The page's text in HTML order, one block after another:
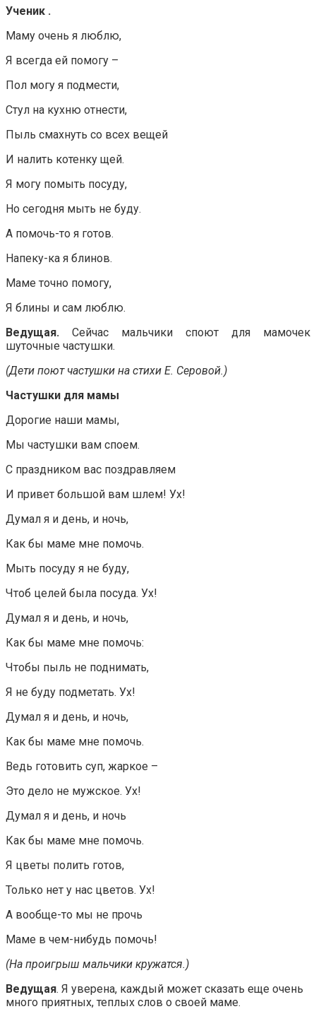
Ученик .
Маму очень я люблю,
Я всегда ей помогу –
Пол могу я подмести,
Стул на кухню отнести,
Пыль смахнуть со всех вещей
И налить котенку щей.
Я могу помыть посуду,
Но сегодня мыть не буду.
А помочь-то я готов.
Напеку-ка я блинов.
Маме точно помогу,
Я блины и сам люблю.
Ведущая. Сейчас мальчики споют для мамочек
шуточные частушки.
(Дети поют частушки на стихи Е. Серовой.)
Частушки для мамы
Дорогие наши мамы,
Мы частушки вам споем.
С праздником вас поздравляем
И привет большой вам шлем! Ух!
Думал я и день, и ночь,
Как бы маме мне помочь.
Мыть посуду я не буду,
Чтоб целей была посуда. Ух!
Думал я и день, и ночь,
Как бы маме мне помочь:
Чтобы пыль не поднимать,
Я не буду подметать. Ух!
Думал я и день, и ночь,
Как бы маме мне помочь.
Ведь готовить суп, жаркое –
Это дело не мужское. Ух!
Думал я и день, и ночь
Как бы маме мне помочь.
Я цветы полить готов,
Только нет у нас цветов. Ух!
А вообще-то мы не прочь
Маме в чем-нибудь помочь!
(На проигрыш мальчики кружатся.)
Ведущая. Я уверена, каждый может сказать еще очень
много приятных, теплых слов о своей маме.